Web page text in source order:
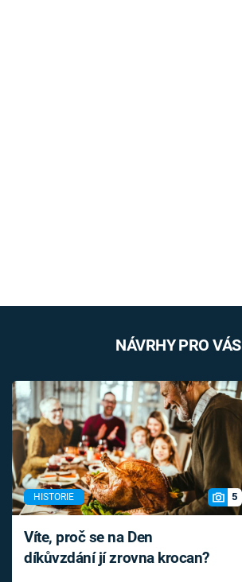
NÁVRHY PRO VÁS
HISTORIE 5
Víte, proč se na Den
díkůvzdání jí zrovna krocan?